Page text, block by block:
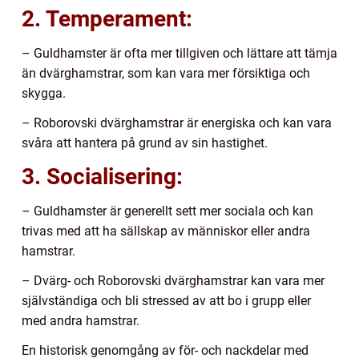
2. Temperament:
– Guldhamster är ofta mer tillgiven och lättare att tämja
än dvärghamstrar, som kan vara mer försiktiga och
skygga.
– Roborovski dvärghamstrar är energiska och kan vara
svåra att hantera på grund av sin hastighet.
3. Socialisering:
– Guldhamster är generellt sett mer sociala och kan
trivas med att ha sällskap av människor eller andra
hamstrar.
– Dvärg- och Roborovski dvärghamstrar kan vara mer
självständiga och bli stressed av att bo i grupp eller
med andra hamstrar.
En historisk genomgång av för- och nackdelar med